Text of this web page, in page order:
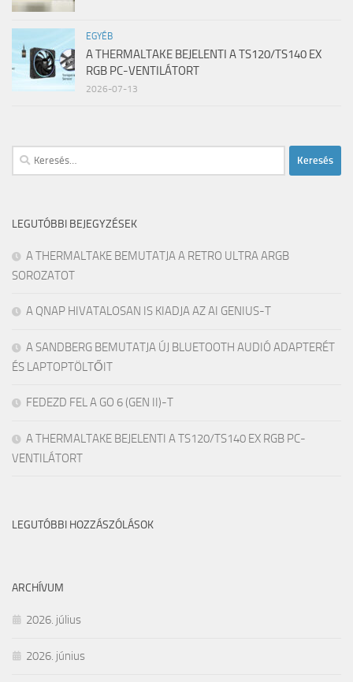
EGYÉB
A THERMALTAKE BEJELENTI A TS120/TS140 EX
RGB PC-VENTILÁTORT
2026-07-13
Keresés:
LEGUTÓBBI BEJEGYZÉSEK
A THERMALTAKE BEMUTATJA A RETRO ULTRA ARGB
SOROZATOT
A QNAP HIVATALOSAN IS KIADJA AZ AI GENIUS-T
A SANDBERG BEMUTATJA ÚJ BLUETOOTH AUDIÓ ADAPTERÉT
ÉS LAPTOPTÖLTŐIT
FEDEZD FEL A GO 6 (GEN II)-T
A THERMALTAKE BEJELENTI A TS120/TS140 EX RGB PC-
VENTILÁTORT
LEGUTÓBBI HOZZÁSZÓLÁSOK
ARCHÍVUM
2026. július
2026. június